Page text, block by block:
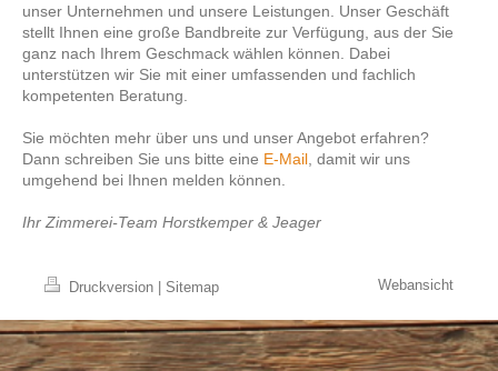
unser Unternehmen und unsere Leistungen. Unser Geschäft
stellt Ihnen eine große Bandbreite zur Verfügung, aus der Sie
ganz nach Ihrem Geschmack wählen können. Dabei
unterstützen wir Sie mit einer umfassenden und fachlich
kompetenten Beratung.
Sie möchten mehr über uns und unser Angebot erfahren?
Dann schreiben Sie uns bitte eine E-Mail , damit wir uns
umgehend bei Ihnen melden können.
Ihr Zimmerei-Team Horstkemper & Jeager
Druckversion Sitemap Webansicht